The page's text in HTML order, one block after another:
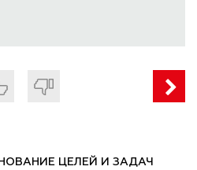
ЦЕЛЕЙ И ЗАДАЧ